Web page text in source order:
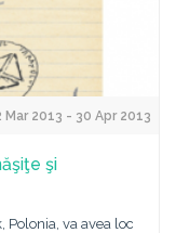
Mar 2013 - 30 Apr 2013
şi
Polonia, va avea loc